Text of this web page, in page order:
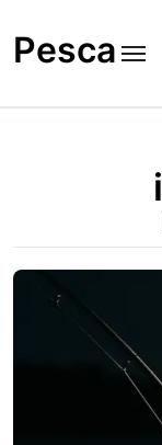
to
content
Pesca